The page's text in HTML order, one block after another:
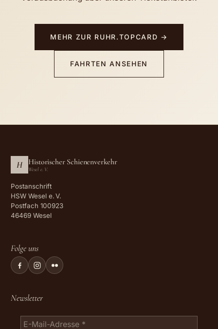
MEHR ZUR RUHR.TOPCARD →
FAHRTEN ANSEHEN
H Historischer Schienenverkehr
Wesel e. V.
Postanschrift
HSW Wesel e. V.
Postfach 100923
46469 Wesel
Folge uns
Newsletter